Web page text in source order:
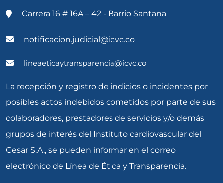
Carrera 16 # 16A – 42 - Barrio Santana
notificacion.judicial@icvc.co
lineaeticaytransparencia@icvc.co
La recepción y registro de indicios o incidentes por
posibles actos indebidos cometidos por parte de sus
colaboradores, prestadores de servicios y/o demás
grupos de interés del Instituto cardiovascular del
Cesar S.A., se pueden informar en el correo
electrónico de Línea de Ética y Transparencia.